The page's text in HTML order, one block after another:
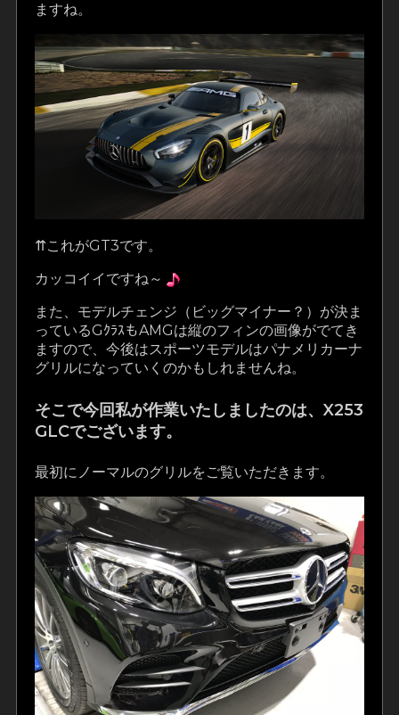
ますね。
⇈これがGT3です。
カッコイイですね～
また、モデルチェンジ（ビッグマイナー？）が決ま
っているGｸﾗｽもAMGは縦のフィンの画像がでてき
ますので、今後はスポーツモデルはパナメリカーナ
グリルになっていくのかもしれませんね。
そこで今回私が作業いたしましたのは、X253
GLCでございます。
最初にノーマルのグリルをご覧いただきます。